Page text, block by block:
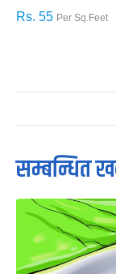
Rs. 55 Per Sq.Feet
सम्बन्धित